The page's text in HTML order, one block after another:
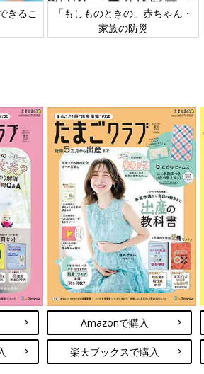
が速いので、口内炎が起こったり、下痢
ます。痛み止めなどを使って緩和しま
の体にはかなり負担が大きいというこ
ん。化学療法で使用する薬はそれぞれ
いずれも治療には必要な薬剤です。副作
控えすぎると、白血病が治る確率を下げ
の長期生存がここ数十年でどんどん向上し
よる感染対策などの補助治療が向上したた
なったことが大きく貢献しています。
する検査は高い精度で行われているた
ようになってきたことも大きいです。し
かるリスクがゼロではないため、輸血の
ようにします。治療現場では患者さんの
をめざしつつ、治る確率が高くなるよう
きるこ
「もしものときの」赤ちゃん・
家族の防災
Amazonで購入
楽天ブックスで購入